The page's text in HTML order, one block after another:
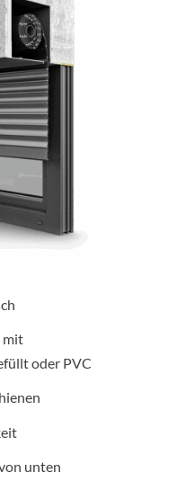
mit
oder PVC
unten